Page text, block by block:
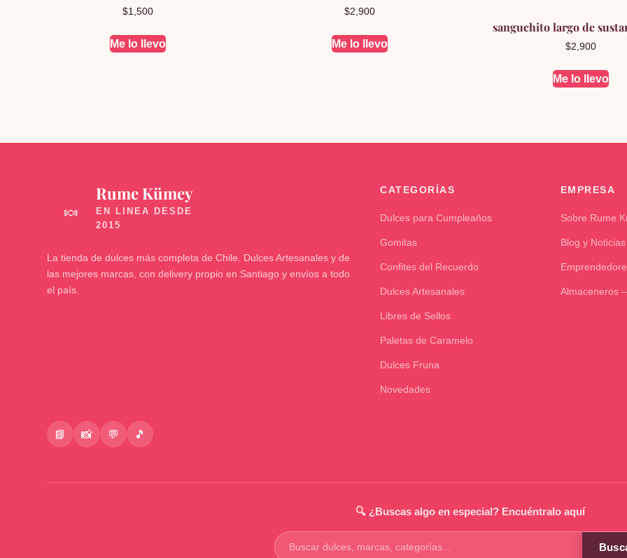
$1,500
Me lo llevo
$2,900
Me lo llevo
sanguchito largo de
$2,900
Me lo llevo
🍬
Rume Kümey
La tienda de dulces más completa de Chile. Dulces Artesanales y de
las mejores marcas, con delivery propio en Santiago y envíos a todo
el país.
📘 📸 💬 🎵
CATEGORÍAS
Dulces para Cumpleaños
Gomitas
Confites del Recuerdo
Dulces Artesanales
Libres de Sellos
Paletas de Caramelo
Dulces Fruna
Novedades
EMPRESA
Sobre Rume
Blog y Noticias
Almaceneros
🔍 ¿Buscas algo en especial? Encuéntralo aquí
Buscar